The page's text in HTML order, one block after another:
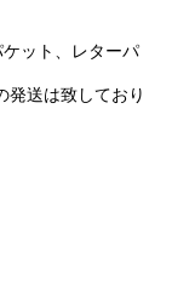
ット、レターパ
発送は致しており